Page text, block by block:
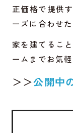
正価格で提供
ーズに合わせ
家を建てるこ
ームまでお気
＞＞公開中